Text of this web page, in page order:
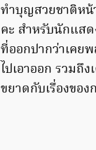
ทำบุญสวยชาติหน้
คะ สำหรับนักแส
ที่ออกปากว่าเคย
ไปเอาออก รวมถึ
ขยาดกับเรื่องขอ